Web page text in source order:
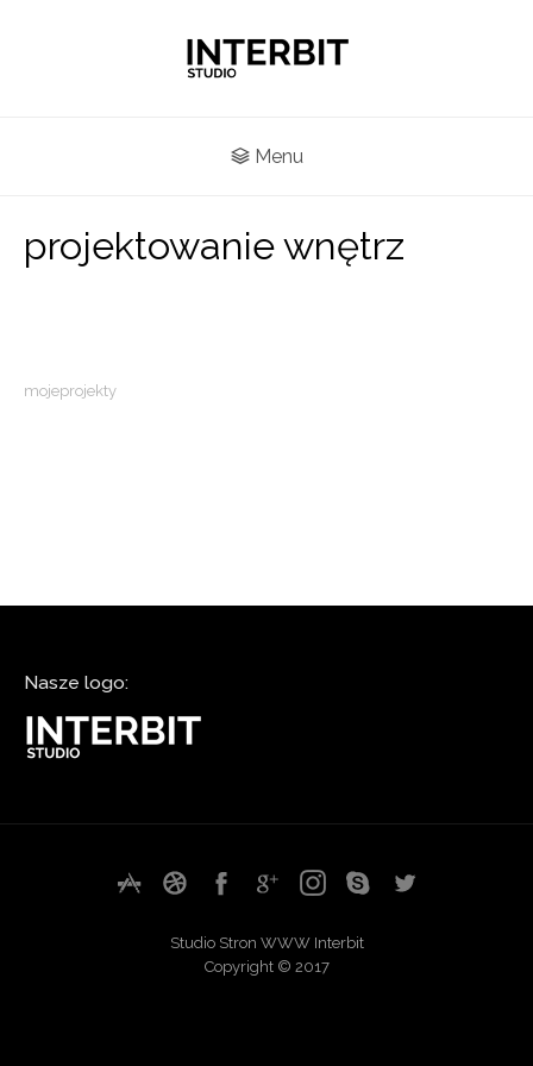
Menu
projektowanie wnętrz
mojeprojekty
Nasze logo:
Studio Stron WWW Interbit
Copyright © 2017